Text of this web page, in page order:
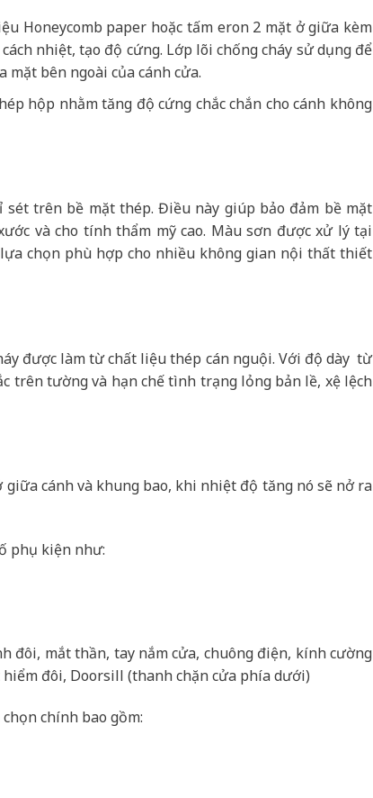
Honeycomb paper hoặc tấm eron 2 mặt ở giữa kèm
nhiệt, tạo độ cứng. Lớp lõi chống cháy sử dụng để
mặt bên ngoài của cánh cửa.
hộp nhằm tăng độ cứng chắc chắn cho cánh không
trên bề mặt thép. Điều này giúp bảo đảm bề mặt
và cho tính thẩm mỹ cao. Màu sơn được xử lý tại
chọn phù hợp cho nhiều không gian nội thất thiết
được làm từ chất liệu thép cán nguội. Với độ dày từ
trên tường và hạn chế tình trạng lỏng bản lề, xệ lệch
cánh và khung bao, khi nhiệt độ tăng nó sẽ nở ra
phụ kiện như:
đôi, mắt thần, tay nắm cửa, chuông điện, kính cường
đôi, Doorsill (thanh chặn cửa phía dưới)
chính bao gồm: